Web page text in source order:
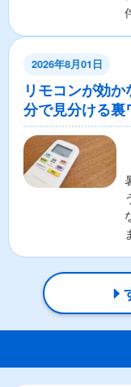
2026年8月01日
リモコンが効
分で見分ける裏